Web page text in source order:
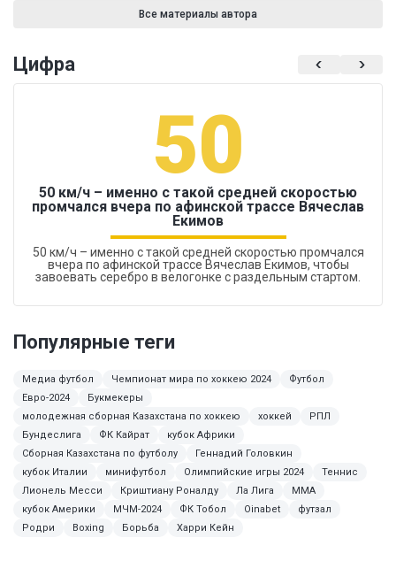
Все материалы автора
Цифра
50
50 км/ч – именно с такой средней скоростью
промчался вчера по афинской трассе Вячеслав
Екимов
50 км/ч – именно с такой средней скоростью промчался
вчера по афинской трассе Вячеслав Екимов, чтобы
завоевать серебро в велогонке с раздельным стартом.
Популярные теги
Медиа футбол Чемпионат мира по хоккею 2024
Футбол
Евро-2024
Букмекеры
молодежная сборная Казахстана по хоккею
хоккей
РПЛ
Бундеслига
ФК Кайрат
кубок Африки
Сборная Казахстана по футболу
Геннадий Головкин
кубок Италии
минифутбол Олимпийские игры 2024
Теннис
Лионель Месси
Криштиану Роналду Ла Лига
ММА
кубок Америки
МЧМ-2024 ФК Тобол Oinabet
футзал
Родри
Boxing Борьба Харри Кейн